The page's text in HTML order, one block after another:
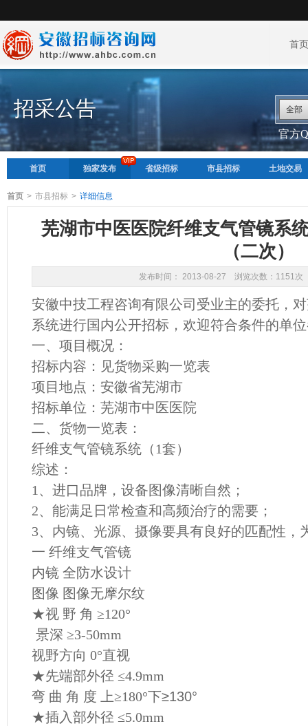
首
招采公告 全部
官方
首页 独家发布 省级招标 市县招标 土地交易
首页 > 市县招标 > 详细信息
芜湖市中医医院纤维支气管镜系
（二次）
发布时间： 2013-08-27 浏览次数：1151次
安徽中技工程咨询有限公司受业主的委托，
系统进行国内公开招标，欢迎符合条件的单
一、项目概况：
招标内容：见货物采购一览表
项目地点：安徽省芜湖市
招标单位：芜湖市中医医院
二、货物一览表：
纤维支气管镜系统（1套）
综述：
1 、进口品牌，设备图像清晰自然；
2、能满足日常检查和高频治疗的需要；
3、内镜、光源、摄像要具有良好的匹配性，
一 纤维支气管镜
内镜 全防水设计
图像 图像无摩尔纹
★视 野 角 ≥120°
景深 ≥3-50mm
视野方向 0°直视
★先端部外径 ≤4.9mm
弯 曲 角 度 上≥180°下≥130°
★插入部外径 ≤5.0mm